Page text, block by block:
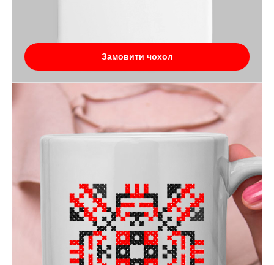
Замовити чохол